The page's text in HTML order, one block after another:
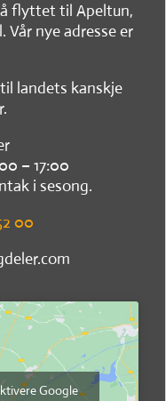
flyttet til Apeltun,
Vår nye adresse er
landets kanskje
– 17:00
i sesong.
00
Google